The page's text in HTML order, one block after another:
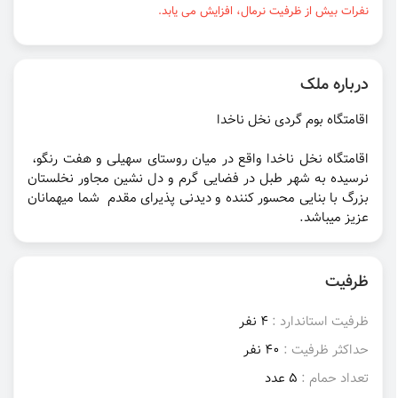
نفرات بیش از ظرفیت نرمال، افزایش می یابد.
درباره ملک
اقامتگاه بوم گردی نخل ناخدا
اقامتگاه نخل ناخدا واقع در میان روستای سهیلی و هفت رنگو،
نرسیده به شهر طبل در فضایی گرم و دل نشین مجاور نخلستان
بزرگ با بنایی محسور کننده و دیدنی پذیرای مقدم شما میهمانان
عزیز میباشد.
ظرفیت
ظرفیت استاندارد : 4 نفر
حداکثر ظرفیت : 40 نفر
تعداد حمام : 5 عدد